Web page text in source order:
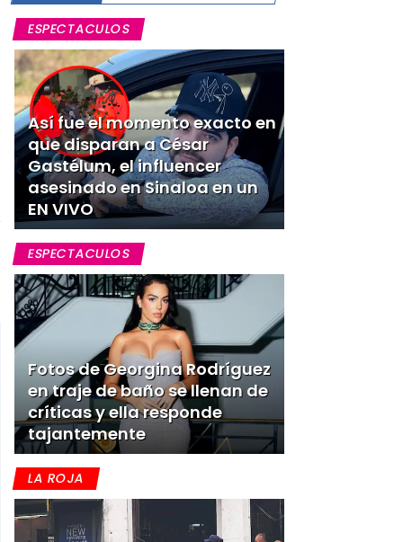
ESPECTACULOS
Así fue el momento exacto en
que disparan a César
Gastélum, el influencer
asesinado en Sinaloa en un
EN VIVO
ESPECTACULOS
Fotos de Georgina Rodríguez
en traje de baño se llenan de
críticas y ella responde
tajantemente
LA ROJA